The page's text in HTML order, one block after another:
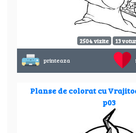
2504 vizite 13
printeaza
Planse de colorat cu
p03